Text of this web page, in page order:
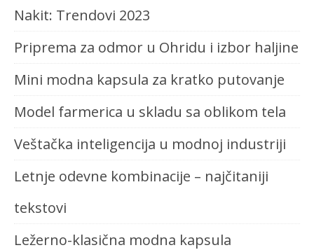
Nakit: Trendovi 2023
Priprema za odmor u Ohridu i izbor haljine
Mini modna kapsula za kratko putovanje
Model farmerica u skladu sa oblikom tela
Veštačka inteligencija u modnoj industriji
Letnje odevne kombinacije – najčitaniji
tekstovi
Ležerno-klasična modna kapsula